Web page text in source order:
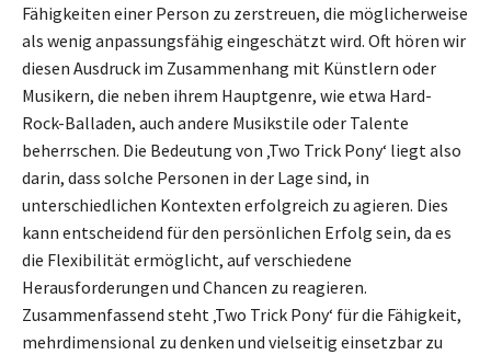
Fähigkeiten einer Person zu zerstreuen, die möglicherweise
als wenig anpassungsfähig eingeschätzt wird. Oft hören wir
diesen Ausdruck im Zusammenhang mit Künstlern oder
Musikern, die neben ihrem Hauptgenre, wie etwa Hard-
Rock-Balladen, auch andere Musikstile oder Talente
beherrschen. Die Bedeutung von ‚Two Trick Pony‘ liegt also
darin, dass solche Personen in der Lage sind, in
unterschiedlichen Kontexten erfolgreich zu agieren. Dies
kann entscheidend für den persönlichen Erfolg sein, da es
die Flexibilität ermöglicht, auf verschiedene
Herausforderungen und Chancen zu reagieren.
Zusammenfassend steht ‚Two Trick Pony‘ für die Fähigkeit,
mehrdimensional zu denken und vielseitig einsetzbar zu